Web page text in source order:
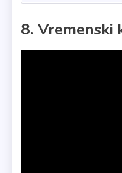
8. Vremenski